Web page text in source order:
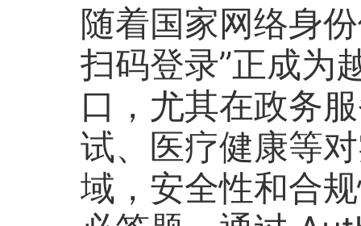
随着国家网络身
扫码登录”正成为
口，尤其在政务
试、医疗健康等
域，安全性和合